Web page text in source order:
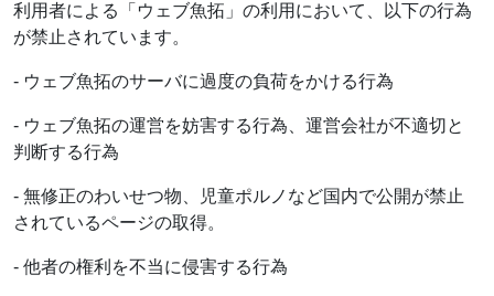
利用者による「ウェブ魚拓」の利用において、以下の行為
が禁止されています。
- ウェブ魚拓のサーバに過度の負荷をかける行為
- ウェブ魚拓の運営を妨害する行為、運営会社が不適切と
判断する行為
- 無修正のわいせつ物、児童ポルノなど国内で公開が禁止
されているページの取得。
- 他者の権利を不当に侵害する行為